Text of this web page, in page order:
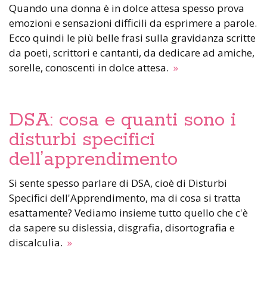
Quando una donna è in dolce attesa spesso prova
emozioni e sensazioni difficili da esprimere a parole.
Ecco quindi le più belle frasi sulla gravidanza scritte
da poeti, scrittori e cantanti, da dedicare ad amiche,
sorelle, conoscenti in dolce attesa. »
DSA: cosa e quanti sono i
disturbi specifici
dell’apprendimento
Si sente spesso parlare di DSA, cioè di Disturbi
Specifici dell'Apprendimento, ma di cosa si tratta
esattamente? Vediamo insieme tutto quello che c'è
da sapere su dislessia, disgrafia, disortografia e
discalculia. »